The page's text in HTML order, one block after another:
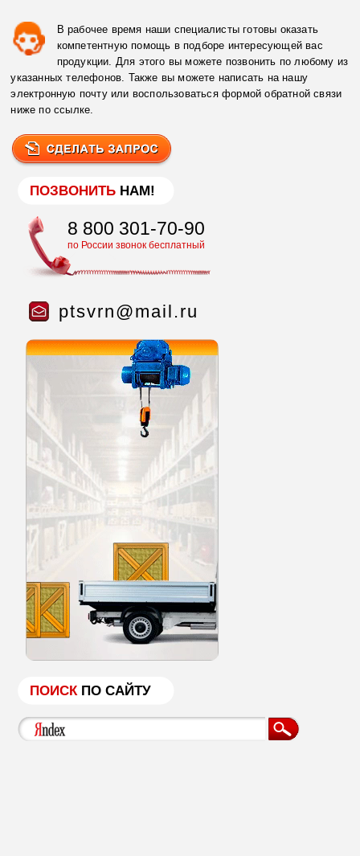
В рабочее время наши специалисты готовы оказать
компетентную помощь в подборе интересующей вас
продукции. Для этого вы можете позвонить по любому из
указанных телефонов. Также вы можете написать на нашу
электронную почту или воспользоваться формой обратной связи
ниже по ссылке.
ПОЗВОНИТЬ НАМ!
8 800 301-70-90
по России звонок бесплатный
ptsvrn@mail.ru
ПОИСК ПО САЙТУ